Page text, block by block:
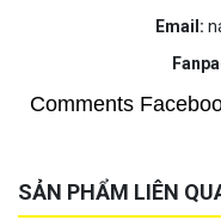
Email:
Comments
SẢN PHẨM LIÊN